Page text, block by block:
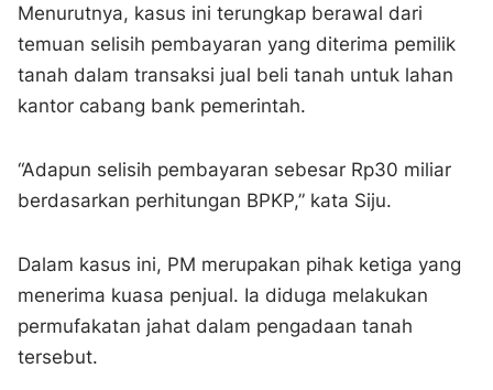
Menurutnya, kasus ini terungkap berawal dari
temuan selisih pembayaran yang diterima pemilik
tanah dalam transaksi jual beli tanah untuk lahan
kantor cabang bank pemerintah.
“Adapun selisih pembayaran sebesar Rp30 miliar
berdasarkan perhitungan BPKP,” kata Siju.
Dalam kasus ini, PM merupakan pihak ketiga yang
menerima kuasa penjual. Ia diduga melakukan
permufakatan jahat dalam pengadaan tanah
tersebut.